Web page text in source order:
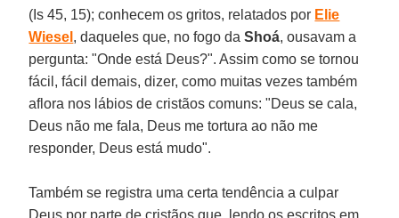
(Is 45, 15); conhecem os gritos, relatados por Elie
Wiesel , daqueles que, no fogo daShoá, ousavam a
pergunta: "Onde está Deus?". Assim como se tornou
fácil, fácil demais, dizer, como muitas vezes também
aflora nos lábios de cristãos comuns: "Deus se cala,
Deus não me fala, Deus me tortura ao não me
responder, Deus está mudo".
Também se registra uma certa tendência a culpar
Deus por parte de cristãos que, lendo os escritos em